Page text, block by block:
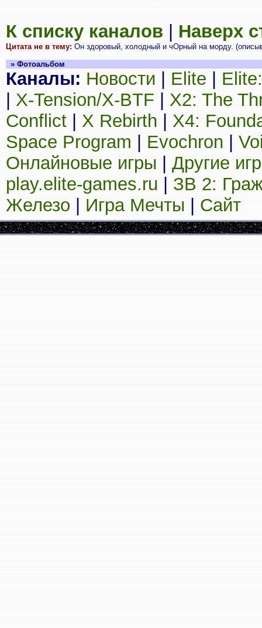
К списку каналов Наверх
Цитата не в тему: Он здоровый, холодный и чОрный на морду.
» Фотоальбом
Каналы: Новости Elite
X-Tension/X-BTF
X2: The
Conflict
X Rebirth
X4:
Space Program
Evochron
Онлайновые игры
Другие
play.elite-games.ru
ЗВ 2:
Железо
Игра Мечты Сайт